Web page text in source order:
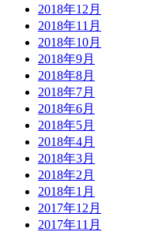
2018年12月
2018年11月
2018年10月
2018年9月
2018年8月
2018年7月
2018年6月
2018年5月
2018年4月
2018年3月
2018年2月
2018年1月
2017年12月
2017年11月